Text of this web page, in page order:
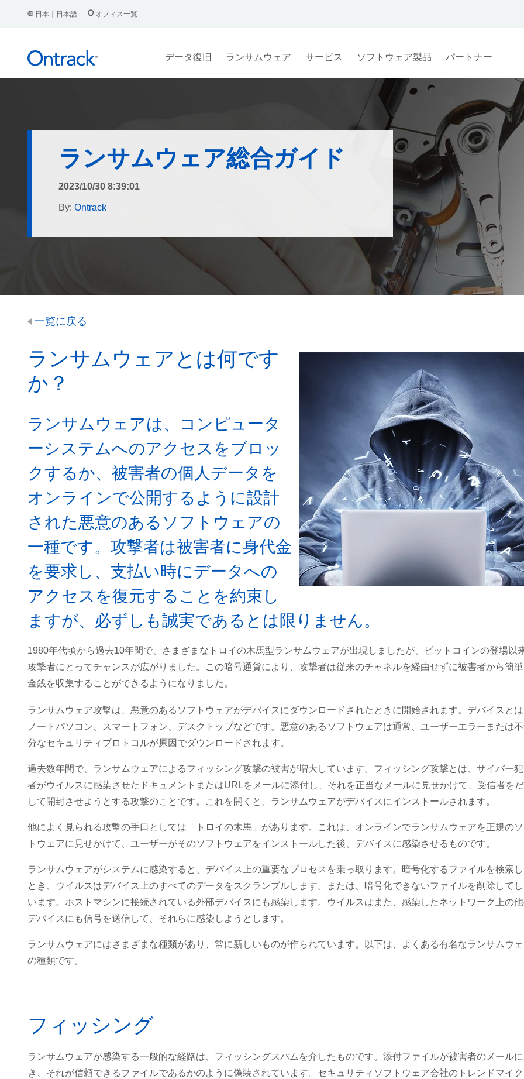
日本｜日本語 オフィス一覧
データ復旧 ランサムウェア サービス ソフトウェア製品 パートナー
ランサムウェア総合ガイド
2023/10/30 8:39:01
By: Ontrack
一覧に戻る
ランサムウェアとは何です
か？
ランサムウェアは、コンピュータ
ーシステムへのアクセスをブロッ
クするか、被害者の個人データを
オンラインで公開するように設計
された悪意のあるソフトウェアの
一種です。攻撃者は被害者に身代金
を要求し、支払い時にデータへの
アクセスを復元することを約束し
ますが、必ずしも誠実であるとは限りません。
1980年代頃から過去10年間で、さまざまなトロイの木馬型ランサムウェアが出現しましたが、ビットコインの登場以来
攻撃者にとってチャンスが広がりました。この暗号通貨により、攻撃者は従来のチャネルを経由せずに被害者から簡単
金銭を収集することができるようになりました。
ランサムウェア攻撃は、悪意のあるソフトウェアがデバイスにダウンロードされたときに開始されます。デバイスとは
ノートパソコン、スマートフォン、デスクトップなどです。悪意のあるソフトウェアは通常、ユーザーエラーまたは
分なセキュリティプロトコルが原因でダウンロードされます。
過去数年間で、ランサムウェアによるフィッシング攻撃の被害が増大しています。フィッシング攻撃とは、サイバー
者がウイルスに感染させたドキュメントまたはURLをメールに添付し、それを正当なメールに見せかけて、受信者をだ
して開封させようとする攻撃のことです。これを開くと、ランサムウェアがデバイスにインストールされます。
他によく見られる攻撃の手口としては「トロイの木馬」があります。これは、オンラインでランサムウェアを正規のソ
トウェアに見せかけて、ユーザーがそのソフトウェアをインストールした後、デバイスに感染させるものです。
ランサムウェアがシステムに感染すると、デバイス上の重要なプロセスを乗っ取ります。暗号化するファイルを検索し
とき、ウイルスはデバイス上のすべてのデータをスクランブルします。または、暗号化できないファイルを削除してし
います。ホストマシンに接続されている外部デバイスにも感染します。ウイルスはまた、感染したネットワーク上の
デバイスにも信号を送信して、それらに感染しようとします。
ランサムウェアにはさまざまな種類があり、常に新しいものが作られています。以下は、よくある有名なランサムウ
の種類です。
フィッシング
ランサムウェアが感染する一般的な経路は、フィッシングスパムを介したものです。添付ファイルが被害者のメール
き、それが信頼できるファイルであるかのように偽装されています。セキュリティソフトウェア会社のトレンドマイク